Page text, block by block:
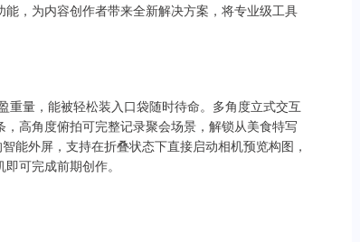
，为内容创作者带来全新解决方案，将专业级工具
量，能被轻松装入口袋随时待命。多角度立式交互
高角度俯拍可完整记录聚会场景，解锁从美食特写
能外屏，支持在折叠状态下直接启动相机预览构图，
可完成前期创作。